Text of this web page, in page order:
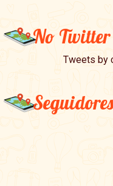
No Twitter
Tweets by
Seguidores